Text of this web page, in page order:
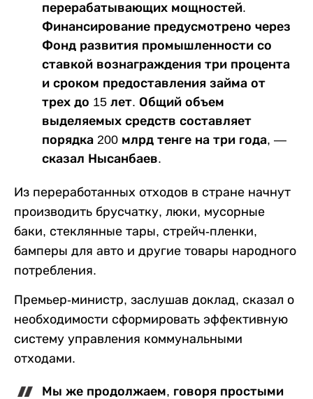
перерабатывающих мощностей.
Финансирование предусмотрено через
Фонд развития промышленности со
ставкой вознаграждения три процента
и сроком предоставления займа от
трех до 15 лет. Общий объем
выделяемых средств составляет
порядка 200 млрд тенге на три года, —
сказал Нысанбаев.
Из переработанных отходов в стране начнут
производить брусчатку, люки, мусорные
баки, стеклянные тары, стрейч-пленки,
бамперы для авто и другие товары народного
потребления.
Премьер-министр, заслушав доклад, сказал о
необходимости сформировать эффективную
систему управления коммунальными
отходами.
Мы же продолжаем, говоря простыми